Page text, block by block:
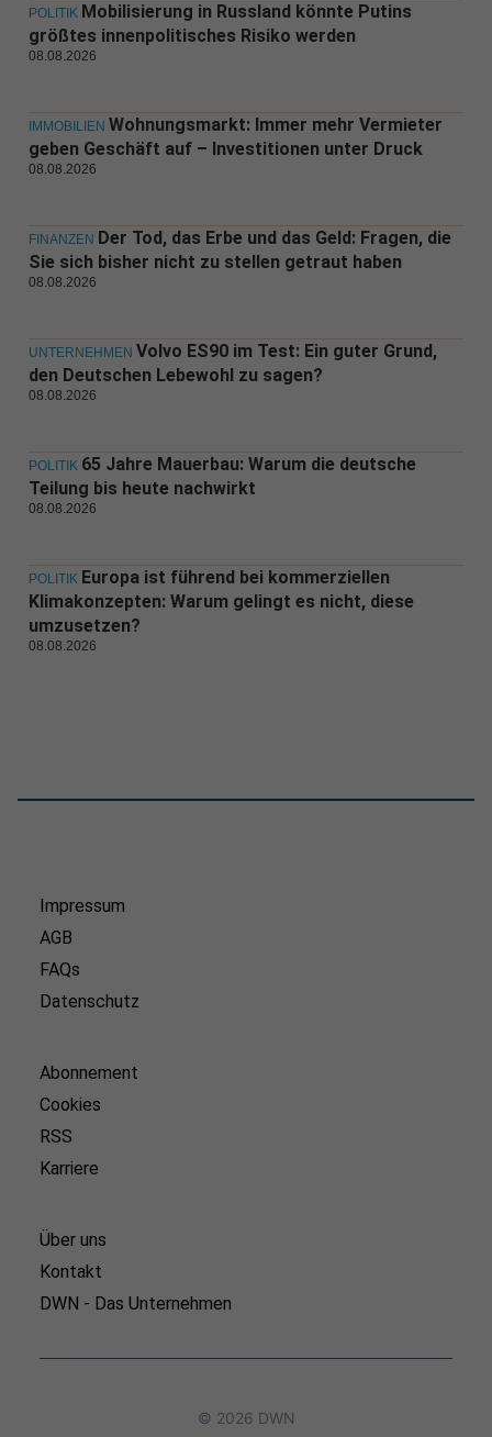
POLITIK Mobilisierung in Russland könnte Putins
größtes innenpolitisches Risiko werden
08.08.2026
IMMOBILIEN Wohnungsmarkt: Immer mehr Vermieter
geben Geschäft auf – Investitionen unter Druck
08.08.2026
FINANZEN Der Tod, das Erbe und das Geld: Fragen, die
Sie sich bisher nicht zu stellen getraut haben
08.08.2026
UNTERNEHMEN Volvo ES90 im Test: Ein guter Grund,
den Deutschen Lebewohl zu sagen?
08.08.2026
POLITIK 65 Jahre Mauerbau: Warum die deutsche
Teilung bis heute nachwirkt
08.08.2026
POLITIK Europa ist führend bei kommerziellen
Klimakonzepten: Warum gelingt es nicht, diese
umzusetzen?
08.08.2026
Impressum
AGB
FAQs
Datenschutz
Abonnement
Cookies
RSS
Karriere
Über uns
Kontakt
DWN - Das Unternehmen
© 2026 DWN